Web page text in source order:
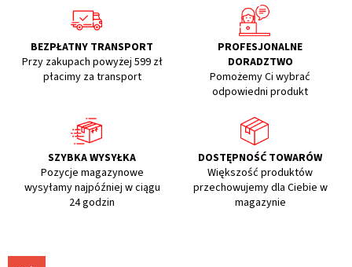
BEZPŁATNY TRANSPORT
Przy zakupach powyżej 599 zł
płacimy za transport
PROFESJONALNE
DORADZTWO
Pomożemy Ci wybrać
odpowiedni produkt
SZYBKA WYSYŁKA
Pozycje magazynowe
wysyłamy najpóźniej w ciągu
24 godzin
DOSTĘPNOŚĆ TOWARÓW
Większość produktów
przechowujemy dla Ciebie w
magazynie